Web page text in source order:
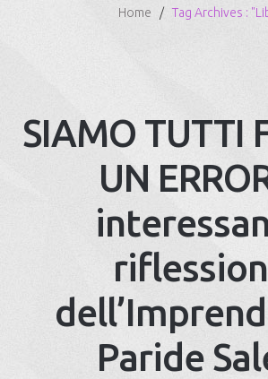
Home Tag Archives :
SIAMO TUTTI
UN
Paride